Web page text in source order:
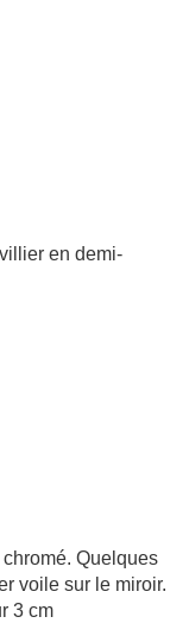
en demi-
Quelques
voile sur le miroir.
3 cm